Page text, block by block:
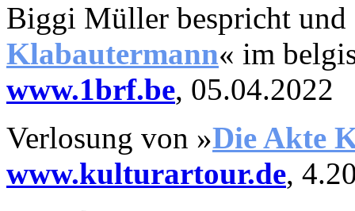
Biggi Müller bespricht
Klabautermann« im
www.1brf.be, 05.04.2022
Verlosung von »Die Akte
www.kulturartour.de,